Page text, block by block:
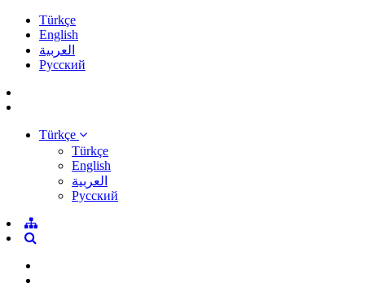
Türkçe
English
العربية
Pусский
Türkçe
Türkçe
English
العربية
Pусский